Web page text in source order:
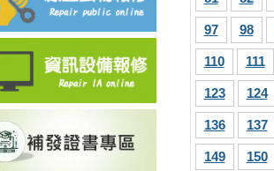
97 98
110 111
123 124
136 137
149 150